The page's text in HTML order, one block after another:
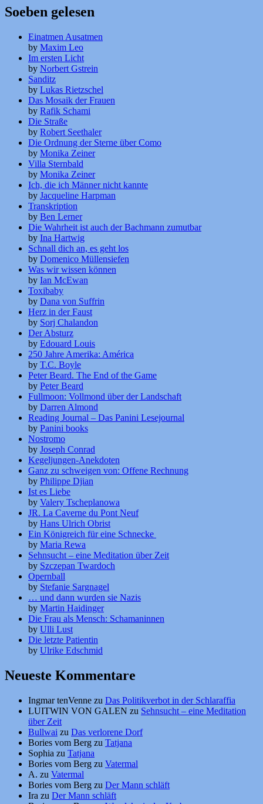
Soeben gelesen
Einatmen Ausatmen
by Maxim Leo
Im ersten Licht
by Norbert Gstrein
Sanditz
by Lukas Rietzschel
Das Mosaik der Frauen
by Rafik Schami
Die Straße
by Robert Seethaler
Die Ordnung der Sterne über Como
by Monika Zeiner
Villa Sternbald
by Monika Zeiner
Ich, die ich Männer nicht kannte
by Jacqueline Harpman
Transkription
by Ben Lerner
Die Wahrheit ist auch der Bachmann zumutbar
by Ina Hartwig
Schnall dich an, es geht los
by Domenico Müllensiefen
Was wir wissen können
by Ian McEwan
Toxibaby
by Dana von Suffrin
Herz in der Faust
by Sorj Chalandon
Der Absturz
by Edouard Louis
250 Jahre Amerika: América
by T.C. Boyle
Peter Beard. The End of the Game
by Peter Beard
Fullmoon: Vollmond über der Landschaft
by Darren Almond
Reading Journal – Das Panini Lesejournal
by Panini books
Nostromo
by Joseph Conrad
Kegeljungen-Anekdoten
Ganz zu schweigen von: Offene Rechnung
by Philippe Djian
Ist es Liebe
by Valery Tscheplanowa
JR. La Caverne du Pont Neuf
by Hans Ulrich Obrist
Ein Königreich für eine Schnecke
by Maria Rewa
Sehnsucht – eine Meditation über Zeit
by Szczepan Twardoch
Opernball
by Stefanie Sargnagel
… und dann wurden sie Nazis
by Martin Haidinger
Die Frau als Mensch: Schamaninnen
by Ulli Lust
Die letzte Patientin
by Ulrike Edschmid
Neueste Kommentare
Ingmar tenVenne zu Das Politikverbot in der Schlaraffia
LUITWIN VON GALEN zu Sehnsucht – eine Meditation
über Zeit
Bullwai zu Das verlorene Dorf
Bories vom Berg zu Tatjana
Sophia zu Tatjana
Bories vom Berg zu Vatermal
A. zu Vatermal
Bories vom Berg zu Der Mann schläft
Ira zu Der Mann schläft